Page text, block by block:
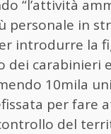
“l’attività
personale in
introdurre la
dei carabinieri
10mila
per fare
del